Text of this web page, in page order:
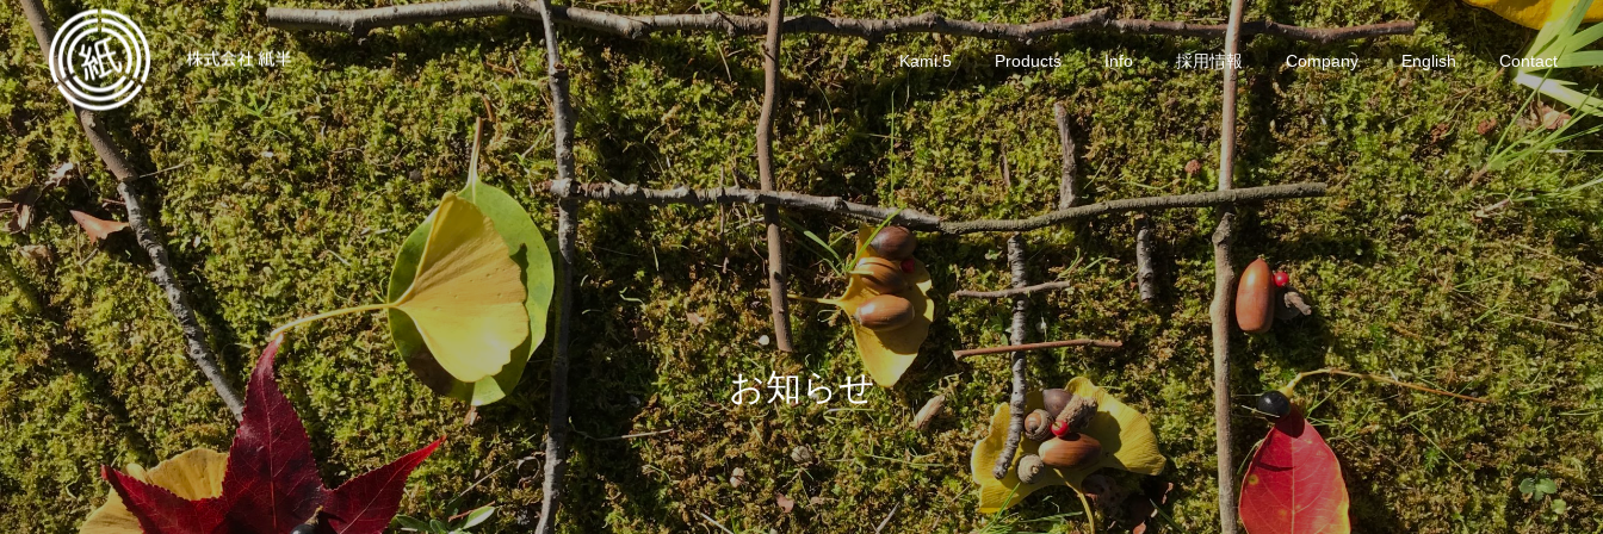
Kami.5 Products Info 採用情報 Company English Contact
お知らせ